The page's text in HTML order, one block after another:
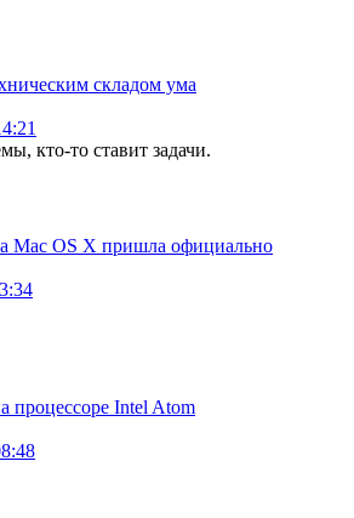
складом ума
кто-то ставит задачи.
Mac OS X пришла официально
процессоре Intel Atom